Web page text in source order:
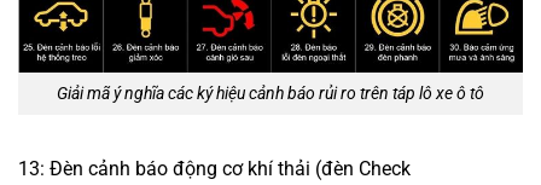
Giải mã ý nghĩa các ký hiệu cảnh báo rủi ro trên táp lô xe ô tô
13: Đèn cảnh báo động cơ khí thải (đèn Check